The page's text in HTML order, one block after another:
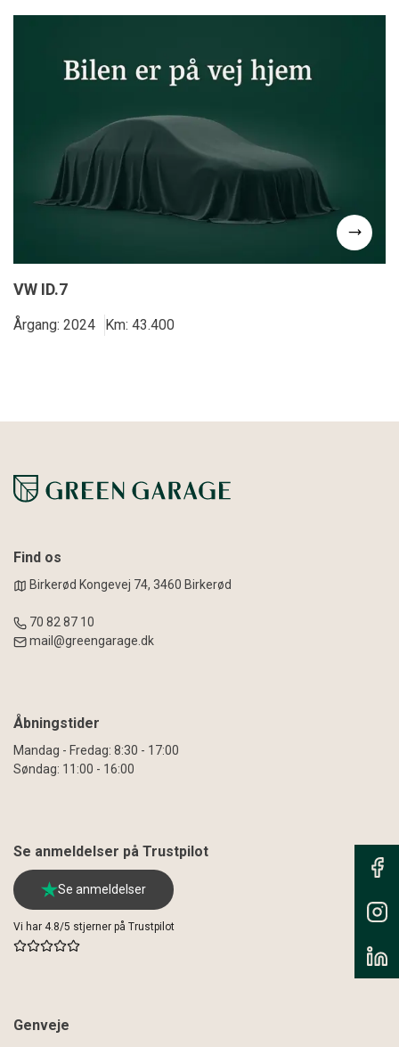
VW ID.7
Årgang: 2024 Km: 43.400
Find os
Birkerød Kongevej 74, 3460 Birkerød
70 82 87 10
mail@greengarage.dk
Åbningstider
Mandag - Fredag: 8:30 - 17:00
Søndag: 11:00 - 16:00
Se anmeldelser på Trustpilot
Se anmeldelser
Vi har 4.8/5 stjerner på Trustpilot
Genveje